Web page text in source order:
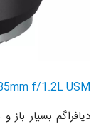
f/1.2L USM
دیافراگم بسیار